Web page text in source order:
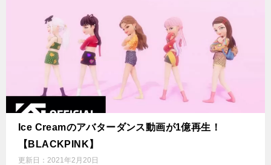
Ice Creamのアバターダンス動画が1億再生！
【BLACKPINK】
更新日： 2021年2月20日